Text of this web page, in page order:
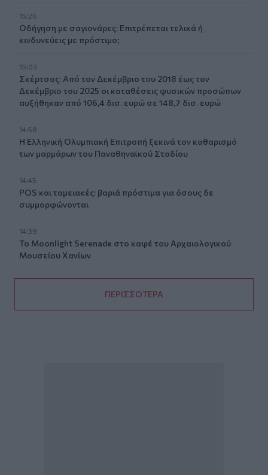
15:26
Οδήγηση με σαγιονάρες: Επιτρέπεται τελικά ή
κινδυνεύεις με πρόστιμο;
15:03
Σκέρτσος: Από τον Δεκέμβριο του 2018 έως τον
Δεκέμβριο του 2025 οι καταθέσεις φυσικών προσώπων
αυξήθηκαν από 106,4 δισ. ευρώ σε 148,7 δισ. ευρώ
14:58
Η Ελληνική Ολυμπιακή Επιτροπή ξεκινά τον καθαρισμό
των μαρμάρων του Παναθηναϊκού Σταδίου
14:45
POS και ταμειακές: βαριά πρόστιμα για όσους δε
συμμορφώνονται
14:39
To Moonlight Serenade στο καφέ του Αρχαιολογικού
Μουσείου Χανίων
ΠΕΡΙΣΣΟΤΕΡΑ